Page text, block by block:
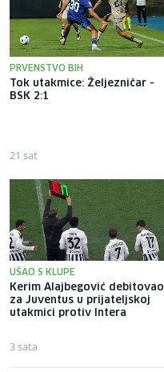
PRVENSTVO BIH
Tok utakmice: Željezničar -
BSK 2:1
21 sat
UŠAO S KLUPE
Kerim Alajbegović debitovao
za Juventus u prijateljskoj
utakmici protiv Intera
3 sata